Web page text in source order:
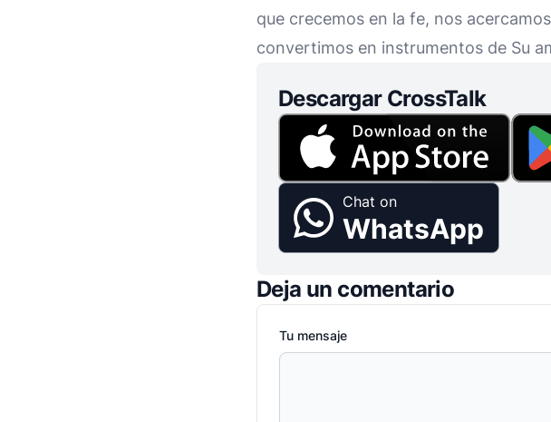
que crecemos en la fe, nos
convertimos en instrumentos de Su
Descargar CrossTalk
Chat on
WhatsApp
Deja un comentario
Tu mensaje